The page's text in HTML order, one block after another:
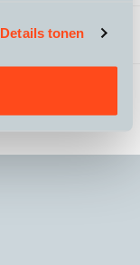
Details tonen